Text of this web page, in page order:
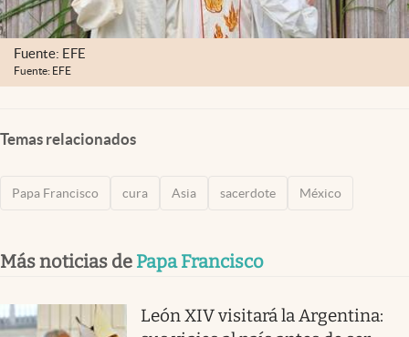
Fuente: EFE
Fuente: EFE
Temas relacionados
Papa Francisco cura Asia sacerdote México
Más noticias de Papa Francisco
León XIV visitará la Argentina: